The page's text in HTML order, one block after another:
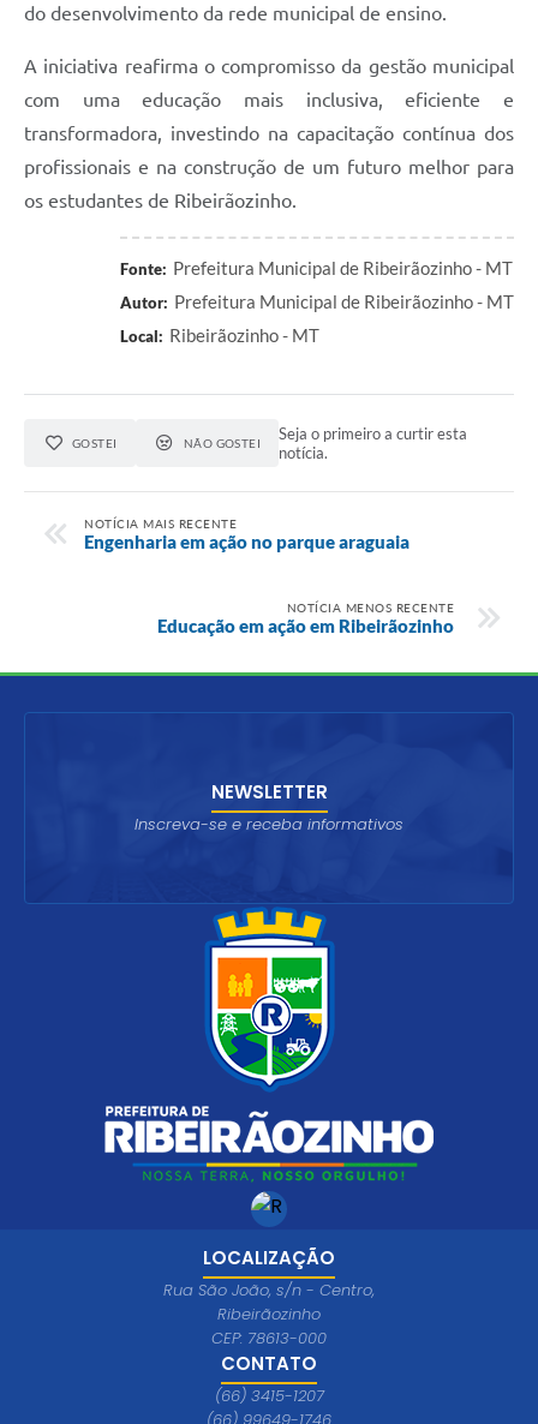
do desenvolvimento da rede municipal de ensino.
A iniciativa reafirma o compromisso da gestão municipal
com uma educação mais inclusiva, eficiente e
transformadora, investindo na capacitação contínua dos
profissionais e na construção de um futuro melhor para
os estudantes de Ribeirãozinho.
Fonte: Prefeitura Municipal de Ribeirãozinho - MT
Autor: Prefeitura Municipal de Ribeirãozinho - MT
Local: Ribeirãozinho - MT
GOSTEI NÃO GOSTEI
Seja o primeiro a curtir esta
notícia.
NOTÍCIA MAIS RECENTE
Engenharia em ação no parque araguaia
NOTÍCIA MENOS RECENTE
Educação em ação em Ribeirãozinho
LOCALIZAÇÃO
Rua São João, s/n - Centro,
Ribeirãozinho
CEP: 78613-000
CONTATO
(66) 3415-1207
NEWSLETTER
Inscreva-se e receba informativos